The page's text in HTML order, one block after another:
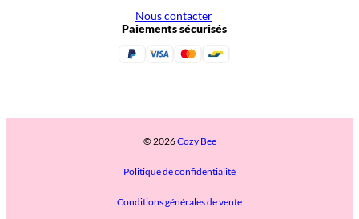
Nous contacter
Paiements sécurisés
© 2026Cozy Bee
Politique de confidentialité
Conditions générales de vente